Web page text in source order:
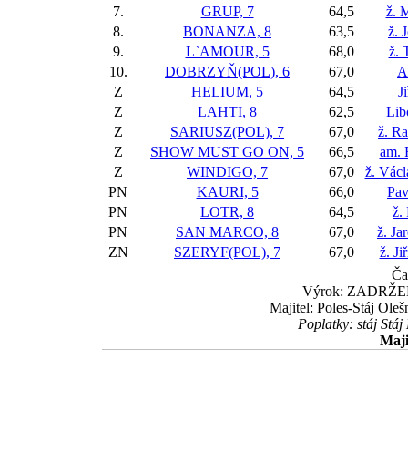
7.
GRUP, 7 64,5
ž.
8.
BONANZA, 8 63,5
ž.
9.
L`AMOUR, 5 68,0
ž.
10.
DOBRZYŇ(POL), 6 67,0
Z
HELIUM, 5 64,5
Z
LAHTI, 8 62,5
Z
SARIUSZ(POL), 7 67,0
ž.
Z
SHOW MUST GO ON, 5 66,5
am.
Z
WINDIGO, 7 67,0
ž.
PN
KAURI, 5 66,0
PN
LOTR, 8 64,5
ž.
PN
SAN MARCO, 8 67,0
ž.
ZN
SZERYF(POL), 7 67,0
ž.
Výrok:
Majitel: Poles-Stáj
Poplatky: stáj Stáj